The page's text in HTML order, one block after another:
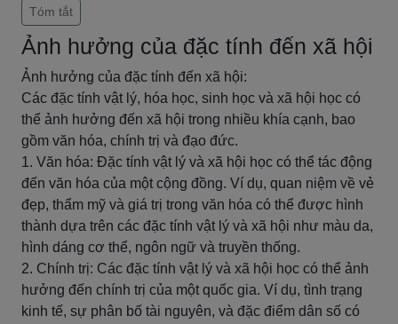
Tóm tắt
Ảnh hưởng của đặc tính đến xã hội
Ảnh hưởng của đặc tính đến xã hội:
Các đặc tính vật lý, hóa học, sinh học và xã hội học có
thể ảnh hưởng đến xã hội trong nhiều khía cạnh, bao
gồm văn hóa, chính trị và đạo đức.
1. Văn hóa: Đặc tính vật lý và xã hội học có thể tác động
đến văn hóa của một cộng đồng. Ví dụ, quan niệm về vẻ
đẹp, thẩm mỹ và giá trị trong văn hóa có thể được hình
thành dựa trên các đặc tính vật lý và xã hội như màu da,
hình dáng cơ thể, ngôn ngữ và truyền thống.
2. Chính trị: Các đặc tính vật lý và xã hội học có thể ảnh
hưởng đến chính trị của một quốc gia. Ví dụ, tình trạng
kinh tế, sự phân bố tài nguyên, và đặc điểm dân số có